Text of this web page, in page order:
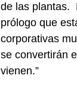
de las plantas.
prólogo que
corporativas
se convertirán
vienen.”